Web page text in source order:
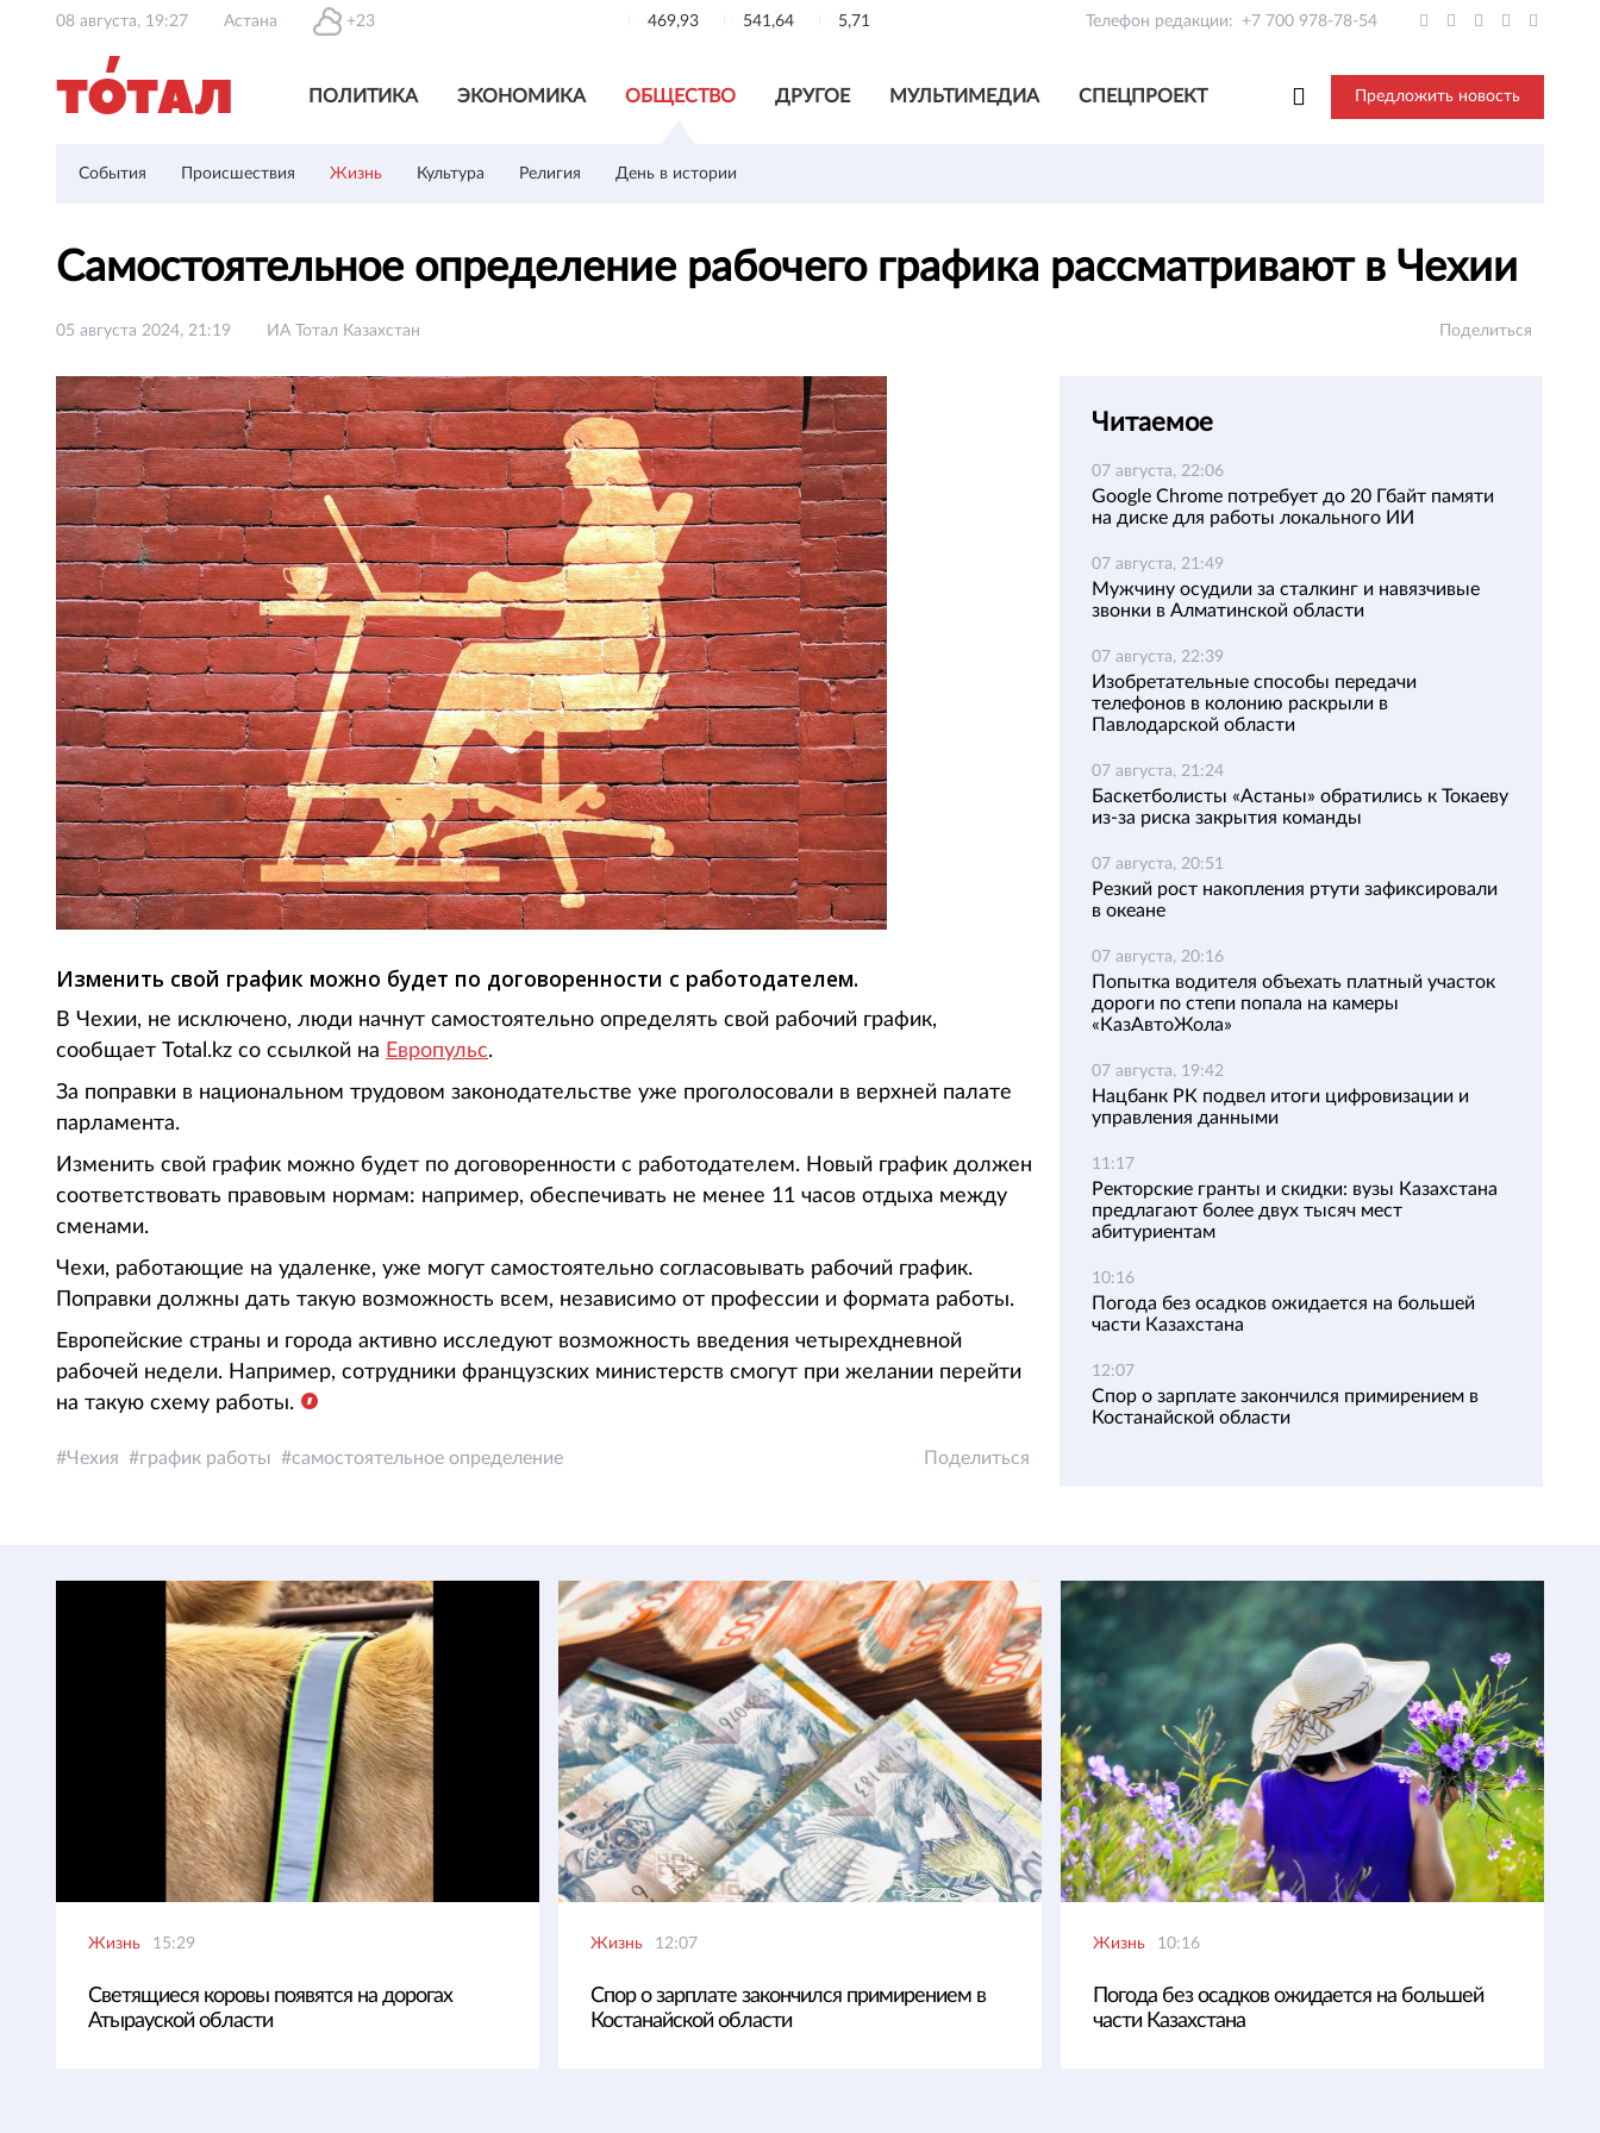
08 августа, 19:27 Астана +23 469,93 541,64 5,71 Телефон редакции: +7 700 978-78-54
ПОЛИТИКА ЭКОНОМИКА ОБЩЕСТВО ДРУГОЕ МУЛЬТИМЕДИА СПЕЦПРОЕКТ Предложить новость
События Происшествия Жизнь Культура Религия День в истории
Самостоятельное определение рабочего графика рассматривают в Чехии
05 августа 2024, 21:19 ИА Тотал Казахстан Поделиться
Изменить свой график можно будет по договоренности с работодателем.
В Чехии, не исключено, люди начнут самостоятельно определять свой рабочий график,
сообщает Total.kz со ссылкой на Европульс.
За поправки в национальном трудовом законодательстве уже проголосовали в верхней палате
парламента.
Изменить свой график можно будет по договоренности с работодателем. Новый график должен
соответствовать правовым нормам: например, обеспечивать не менее 11 часов отдыха между
сменами.
Чехи, работающие на удаленке, уже могут самостоятельно согласовывать рабочий график.
Поправки должны дать такую возможность всем, независимо от профессии и формата работы.
Европейские страны и города активно исследуют возможность введения четырехдневной
рабочей недели. Например, сотрудники французских министерств смогут при желании перейти
на такую схему работы.
Чехия график работы самостоятельное определение Поделиться
Читаемое
07 августа, 22:06
Google Chrome потребует до 20 Гбайт памяти
на диске для работы локального ИИ
07 августа, 21:49
Мужчину осудили за сталкинг и навязчивые
звонки в Алматинской области
07 августа, 22:39
Изобретательные способы передачи
телефонов в колонию раскрыли в
Павлодарской области
07 августа, 21:24
Баскетболисты «Астаны» обратились к Токаеву
из-за риска закрытия команды
07 августа, 20:51
Резкий рост накопления ртути зафиксировали
в океане
07 августа, 20:16
Попытка водителя объехать платный участок
дороги по степи попала на камеры
«КазАвтоЖола»
07 августа, 19:42
Нацбанк РК подвел итоги цифровизации и
управления данными
11:17
Ректорские гранты и скидки: вузы Казахстана
предлагают более двух тысяч мест
абитуриентам
10:16
Погода без осадков ожидается на большей
части Казахстана
12:07
Спор о зарплате закончился примирением в
Костанайской области
Жизнь 15:29
Светящиеся коровы появятся на дорогах
Атырауской области
Жизнь 12:07
Спор о зарплате закончился примирением в
Костанайской области
Жизнь 10:16
Погода без осадков ожидается на большей
части Казахстана